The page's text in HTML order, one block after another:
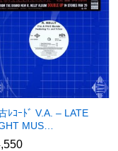
ﾚｺｰﾄﾞ V.A. – LATE
MUS…